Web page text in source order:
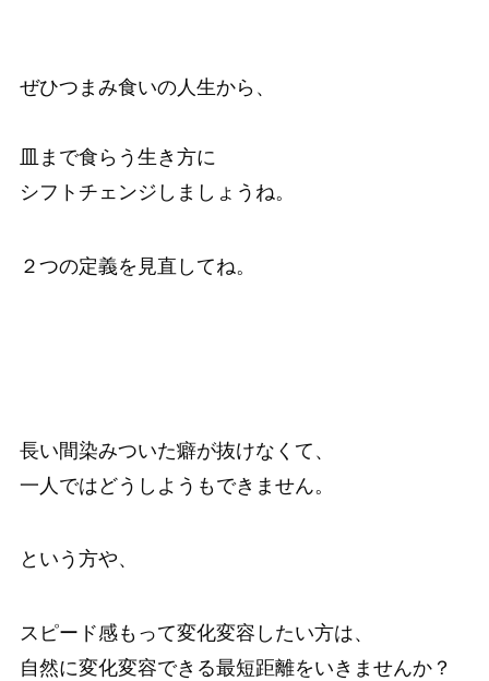
ぜひつまみ食いの人生から、
皿まで食らう生き方に
シフトチェンジしましょうね。
２つの定義を見直してね。
長い間染みついた癖が抜けなくて、
一人ではどうしようもできません。
という方や、
スピード感もって変化変容したい方は、
自然に変化変容できる最短距離をいきませんか？